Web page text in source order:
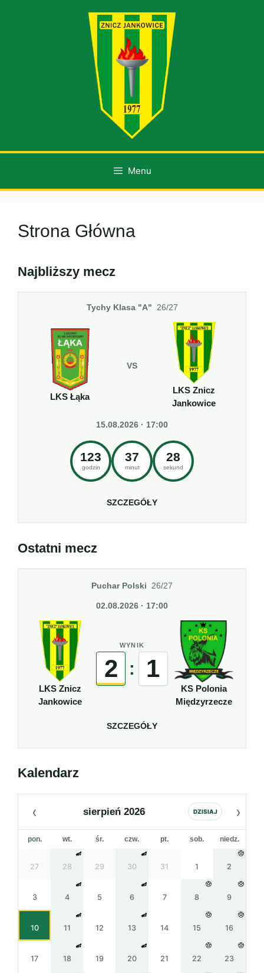
Menu
Strona Główna
Najbliższy mecz
Tychy Klasa "A" 26/27
LKS Łąka
VS
LKS Znicz
Jankowice
15.08.2026 · 17:00
123
godzin
37
minut
28
sekund
SZCZEGÓŁY
Ostatni mecz
Puchar Polski 26/27
02.08.2026 · 17:00
LKS Znicz
Jankowice
WYNIK
2 : 1
KS Polonia
Międzyrzecze
SZCZEGÓŁY
Kalendarz
‹ sierpień 2026 DZISIAJ ›
pon. wt. śr. czw. pt. sob. niedz.
27 28 29 30 31 1 2
3 4 5 6 7 8 9
10 11 12 13 14 15 16
17 18 19 20 21 22 23